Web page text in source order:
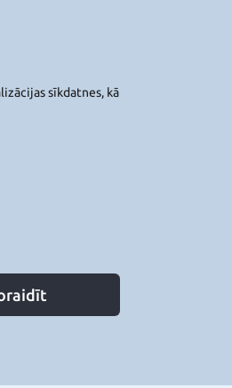
sīkdatnes, kā